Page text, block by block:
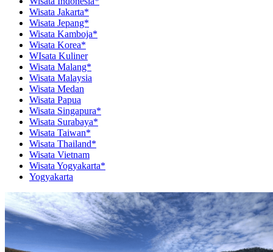
Wisata Jakarta*
Wisata Jepang*
Wisata Kamboja*
Wisata Korea*
WIsata Kuliner
Wisata Malang*
Wisata Malaysia
Wisata Medan
Wisata Papua
Wisata Singapura*
Wisata Surabaya*
Wisata Taiwan*
Wisata Thailand*
Wisata Vietnam
Wisata Yogyakarta*
Yogyakarta